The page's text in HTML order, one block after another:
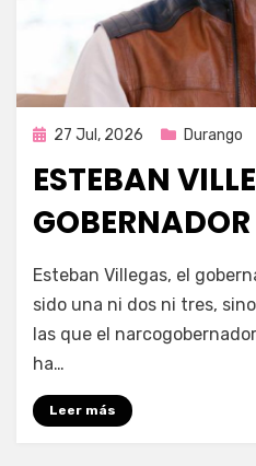
Publicada
27 Jul, 2026 Durango
ESTEBAN
por Fernando Miranda Servín
Esteban Villegas, el
sido una ni dos ni tres,
las que el
ha…
Leer más